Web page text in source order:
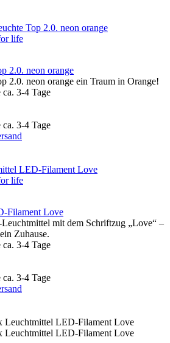
2.0. neon orange
2.0. neon orange ein Traum in Orange!
ca. 3-4 Tage
ca. 3-4 Tage
Filament Love
mit dem Schriftzug „Love“ –
Zuhause.
ca. 3-4 Tage
ca. 3-4 Tage